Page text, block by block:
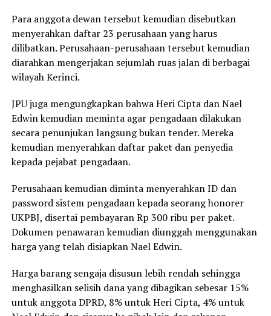
Para anggota dewan tersebut kemudian disebutkan
menyerahkan daftar 23 perusahaan yang harus
dilibatkan. Perusahaan-perusahaan tersebut kemudian
diarahkan mengerjakan sejumlah ruas jalan di berbagai
wilayah Kerinci.
JPU juga mengungkapkan bahwa Heri Cipta dan Nael
Edwin kemudian meminta agar pengadaan dilakukan
secara penunjukan langsung bukan tender. Mereka
kemudian menyerahkan daftar paket dan penyedia
kepada pejabat pengadaan.
Perusahaan kemudian diminta menyerahkan ID dan
password sistem pengadaan kepada seorang honorer
UKPBJ, disertai pembayaran Rp 300 ribu per paket.
Dokumen penawaran kemudian diunggah menggunakan
harga yang telah disiapkan Nael Edwin.
Harga barang sengaja disusun lebih rendah sehingga
menghasilkan selisih dana yang dibagikan sebesar 15%
untuk anggota DPRD, 8% untuk Heri Cipta, 4% untuk